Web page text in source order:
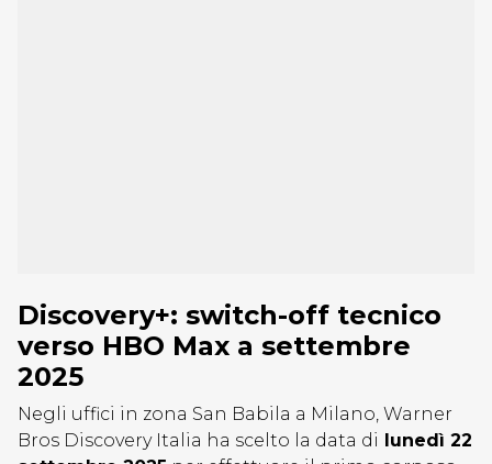
Discovery+: switch-off tecnico
verso HBO Max a settembre
2025
Negli uffici in zona San Babila a Milano, Warner
Bros Discovery Italia ha scelto la data di
lunedì 22